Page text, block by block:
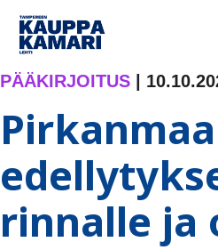
Siirry
sisältöön
PÄÄKIRJOITUS
rinnalle ja